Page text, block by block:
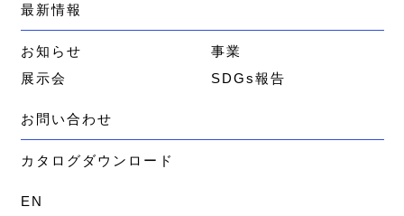
最新情報
お知らせ
事業
展示会
SDGs報告
お問い合わせ
カタログダウンロード
EN